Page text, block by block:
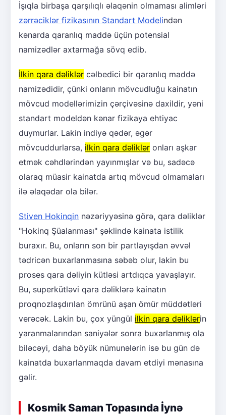
İşıqla birbaşa qarşılıqlı əlaqənin olmaması alimləri
zərrəciklər fizikasının Standart Modelindən
kənarda qaranlıq maddə üçün potensial
namizədlər axtarmağa sövq edib.
İlkin qara dəliklər cəlbedici bir qaranlıq maddə
namizədidir, çünki onların mövcudluğu kainatın
mövcud modellərimizin çərçivəsinə daxildir, yəni
standart modeldən kənar fizikaya ehtiyac
duymurlar. Lakin indiyə qədər, əgər
mövcuddurlarsa, ilkin qara dəliklər onları aşkar
etmək cəhdlərindən yayınmışlar və bu, sadəcə
olaraq müasir kainatda artıq mövcud olmamaları
ilə əlaqədar ola bilər.
Stiven Hokinqin nəzəriyyəsinə görə, qara dəliklər
"Hokinq Şüalanması" şəklində kainata istilik
buraxır. Bu, onların son bir partlayışdan əvvəl
tədricən buxarlanmasına səbəb olur, lakin bu
proses qara dəliyin kütləsi artdıqca yavaşlayır.
Bu, superkütləvi qara dəliklərə kainatın
proqnozlaşdırılan ömrünü aşan ömür müddətləri
verəcək. Lakin bu, çox yüngül ilkin qara dəliklərin
yaranmalarından saniyələr sonra buxarlanmış ola
biləcəyi, daha böyük nümunələrin isə bu gün də
kainatda buxarlanmaqda davam etdiyi mənasına
gəlir.
Kosmik Saman Topasında İynə